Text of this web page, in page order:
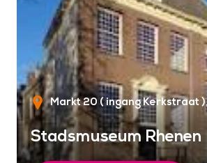
Markt 20 ( ingang Kerkstraat )
Stadsmuseum Rhenen